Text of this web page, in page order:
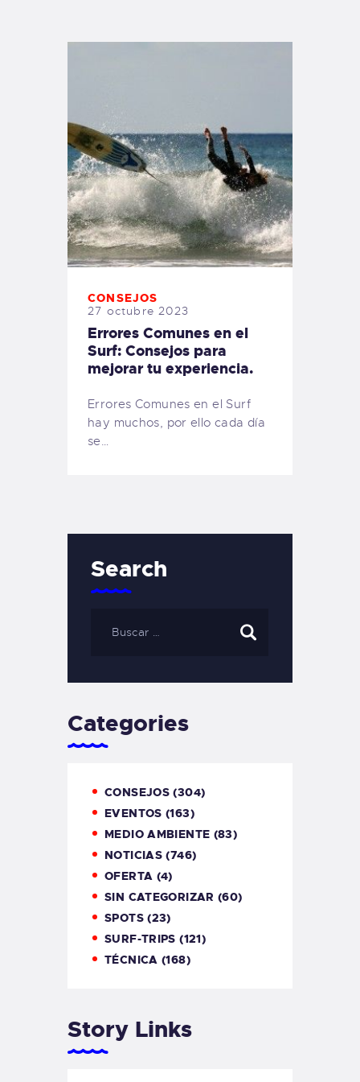
CONSEJOS
27 octubre 2023
Errores Comunes en el
Surf: Consejos para
mejorar tu experiencia.
Errores Comunes en el Surf
hay muchos, por ello cada día
se…
Search
Categories
CONSEJOS (304)
EVENTOS (163)
MEDIO AMBIENTE (83)
NOTICIAS (746)
OFERTA (4)
SIN CATEGORIZAR (60)
SPOTS(23)
SURF-TRIPS (121)
TÉCNICA (168)
Story Links